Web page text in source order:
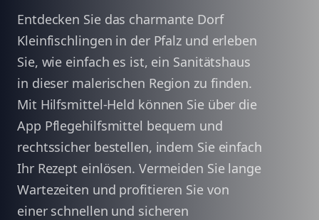
Entdecken Sie das charmante Dorf
Kleinfischlingen in der Pfalz und erleben
Sie, wie einfach es ist, ein Sanitätshaus
in dieser malerischen Region zu finden.
Mit Hilfsmittel-Held können Sie über die
App Pflegehilfsmittel bequem und
rechtssicher bestellen, indem Sie einfach
Ihr Rezept einlösen. Vermeiden Sie lange
Wartezeiten und profitieren Sie von
einer schnellen und sicheren